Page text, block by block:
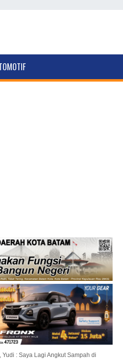
: Saya Lagi Angkut Sampah di